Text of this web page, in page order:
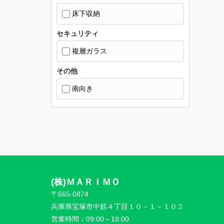
床下収納
セキュリティ
複層ガラス
その他
南向き
(株)ＭＡＲＩＭＯ
〒665-0874
兵庫県宝塚市中筋４丁目１０－１－１０２
営業時間： 09:00～18:00